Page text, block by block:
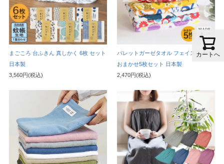
まごころ 台ふきん 真しかく 6枚 セット
日本製
3,560円(税込)
パレットガーゼタオル フェイスタオル
おまかせ5枚セット 日本製
2,470円(税込)
カートへ